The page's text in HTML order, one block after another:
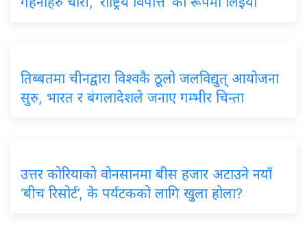
तिब्बतमा चीनद्वारा विश्वकै ठूलो जलविद्युत् आयोजना
सुरु, भारत र बंगलादेशले जनाए गम्भीर चिन्ता
उत्तर कोरियाको वोनसानमा बीस हजार अटाउने नयाँ
‘बीच रिसोर्ट’, के पर्यटकको लागि खुला होला?